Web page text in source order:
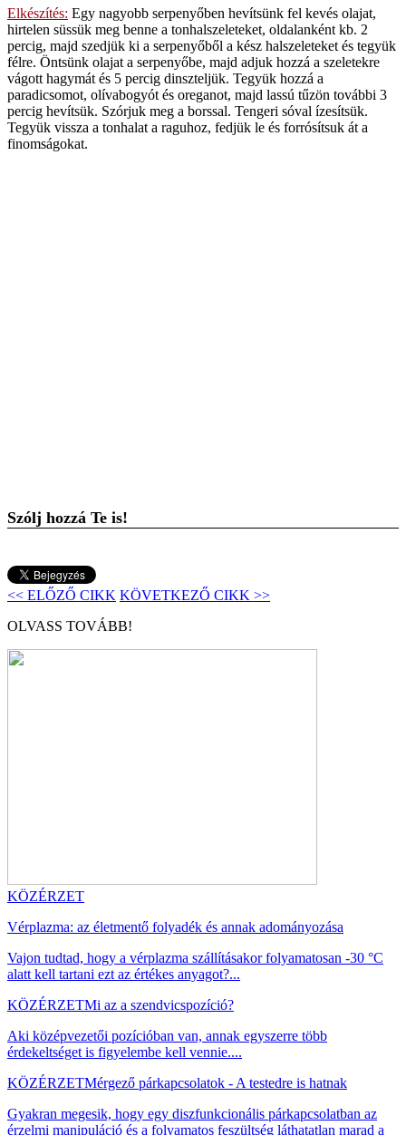
Elkészítés: Egy nagyobb serpenyőben hevítsünk fel kevés olajat,
hirtelen süssük meg benne a tonhalszeleteket, oldalanként kb. 2
percig, majd szedjük ki a serpenyőből a kész halszeleteket és tegyük
félre. Öntsünk olajat a serpenyőbe, majd adjuk hozzá a szeletekre
vágott hagymát és 5 percig dinszteljük. Tegyük hozzá a
paradicsomot, olívabogyót és oreganot, majd lassú tűzön további 3
percig hevítsük. Szórjuk meg a borssal. Tengeri sóval ízesítsük.
Tegyük vissza a tonhalat a raguhoz, fedjük le és forrósítsuk át a
finomságokat.
Szólj hozzá Te is!
<< ELŐZŐ CIKK KÖVETKEZŐ CIKK >>
OLVASS TOVÁBB!
KÖZÉRZET
Vérplazma: az életmentő folyadék és annak adományozása
Vajon tudtad, hogy a vérplazma szállításakor folyamatosan -30 °C
alatt kell tartani ezt az értékes anyagot?...
KÖZÉRZETMi az a szendvicspozíció?
Aki középvezetői pozícióban van, annak egyszerre több
érdekeltséget is figyelembe kell vennie....
KÖZÉRZETMérgező párkapcsolatok - A testedre is hatnak
Gyakran megesik, hogy egy diszfunkcionális párkapcsolatban az
érzelmi manipuláció és a folyamatos feszültség láthatatlan marad a